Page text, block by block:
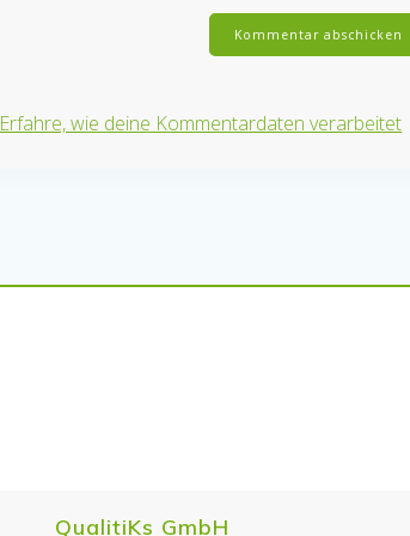
Erfahre, wie deine Kommentardaten verarbeitet
QualitiKs GmbH